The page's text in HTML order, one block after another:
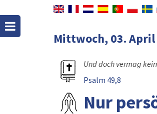
Mittwoch, 03. April
Und doch vermag
Psalm 49,8
Nur